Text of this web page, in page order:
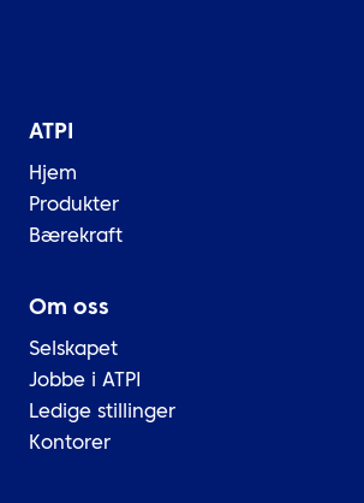
ATPI
Hjem
Produkter
Bærekraft
Om oss
Selskapet
Jobbe i ATPI
Ledige stillinger
Kontorer